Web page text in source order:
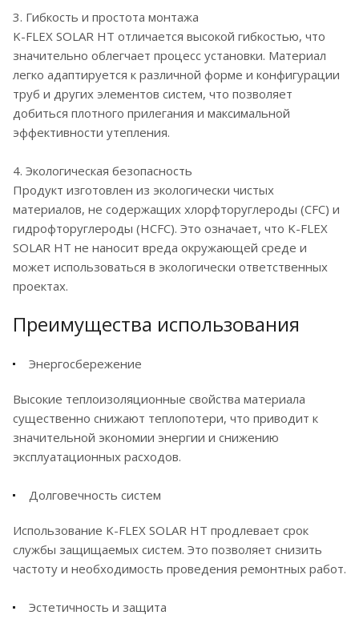
3. Гибкость и простота монтажа
K-FLEX SOLAR HT отличается высокой гибкостью, что
значительно облегчает процесс установки. Материал
легко адаптируется к различной форме и конфигурации
труб и других элементов систем, что позволяет
добиться плотного прилегания и максимальной
эффективности утепления.
4. Экологическая безопасность
Продукт изготовлен из экологически чистых
материалов, не содержащих хлорфторуглероды (CFC) и
гидрофторуглероды (HCFC). Это означает, что K-FLEX
SOLAR HT не наносит вреда окружающей среде и
может использоваться в экологически ответственных
проектах.
Преимущества использования
Энергосбережение
Высокие теплоизоляционные свойства материала
существенно снижают теплопотери, что приводит к
значительной экономии энергии и снижению
эксплуатационных расходов.
Долговечность систем
Использование K-FLEX SOLAR HT продлевает срок
службы защищаемых систем. Это позволяет снизить
частоту и необходимость проведения ремонтных работ.
Эстетичность и защита